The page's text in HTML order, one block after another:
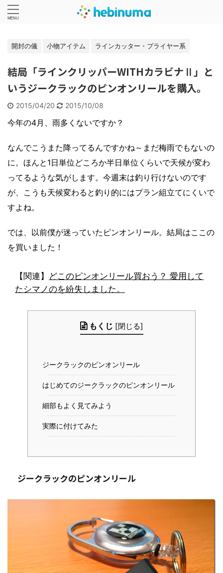
開封の儀 小物アイテム ラインカッター・プライヤー系
結局「ラインクリッパーWITHカラビナⅡ」と
いうジークラックのピンオンリールを購入。
2015/04/20 2015/10/08
今年の4月、雨多くないですか？
なんでこうまた降ってるんですかね～まだ梅雨でもないの
に。ほんと1日単位どころか半日単位くらいで天候が変わ
ってるような気がします。今週末は釣り行けないのです
が、こうも天候変わると釣り的にはプラン組立てにくいで
すよね。
では、以前僕が迷っていたピンオンリール。結局はここの
を買いました！
【関連】 どこのピンオンリール買おう？ 愛用して
たシマノのを紛失しました。
もくじ [閉じる]
ジークラックのピンオンリール
はじめてのジークラックのピンオンリール
細部もよく見てみよう
実際に付けてみた
ジークラックのピンオンリール